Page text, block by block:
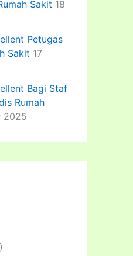
Sakit 18
Petugas
Sakit 17
Bagi Staf
Rumah
2025